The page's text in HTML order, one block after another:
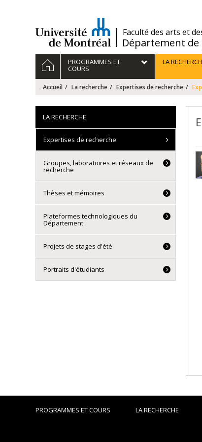
/Faculté des arts et
Département de
Navigation
principale
ACCUEILPROGRAMMES ET
COURS
LA
Accueil La recherche Expertises de recherche
LA RECHERCHE
Expertises de recherche
Groupes, laboratoires et réseaux de
recherche
Thèses et mémoires
Plateformes technologiques du
Département
Projets de stages d'été
Portraits d'étudiants
PROGRAMMES ET COURS LA RECHERCHE